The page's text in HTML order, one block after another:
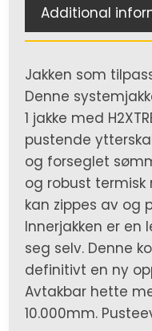
Additional
Jakken som
Denne
1 jakke med
pustende
og forseglet
og robust
kan zippes av og
Innerjakken er en
seg selv. Denne
definitivt en ny
Avtakbar hette
10.000mm.